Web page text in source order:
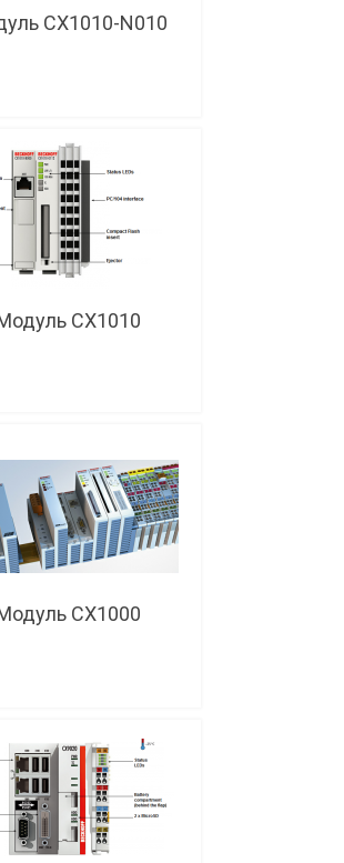
CX1010-N010
CX1010
CX1000